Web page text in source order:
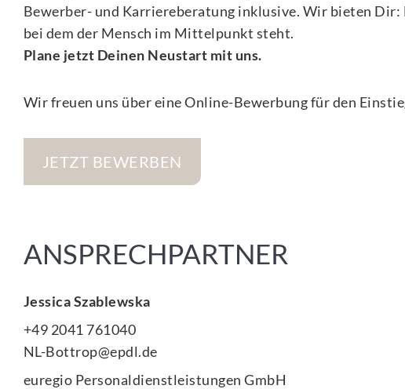
Bewerber- und Karriereberatung inklusive. Wir bieten
bei dem der Mensch im Mittelpunkt steht.
Plane jetzt Deinen Neustart mit uns.
Wir freuen uns über eine Online-Bewerbung für den
JETZT BEWERBEN
ANSPRECHPARTNER
Jessica Szablewska
+49 2041 761040
NL-Bottrop@epdl.de
euregio Personaldienstleistungen GmbH